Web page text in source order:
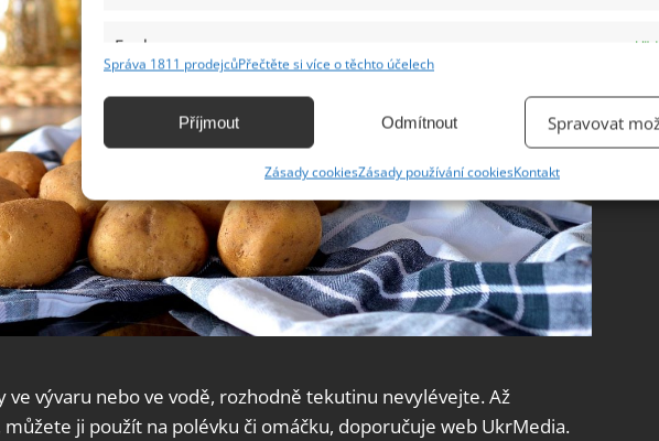
Funkce
Identifikace zařízení na základě automaticky přenášených informací.
základě aktivně vyžádaných informací.
Zajištění bezpečnosti, předcházení a zjišťování podvodů a
odstraňování chyb, Poskytování a zobrazování reklamy a obsahu,
Ukládání a sdělování voleb ochrany osobních údajů.
Správa 1811 prodejcůPřečtěte si více o těchto účelech
Příjmout Odmítnout Spravovat
Zásady cookiesZásady používání cookiesKontakt
vývaru nebo ve vodě, rozhodně tekutinu nevylévejte. Až
ji použít na polévku či omáčku, doporučuje web UkrMedia.